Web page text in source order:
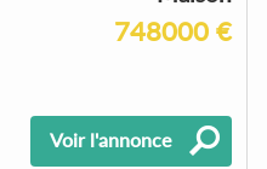
748000 €
Voir l'annonce